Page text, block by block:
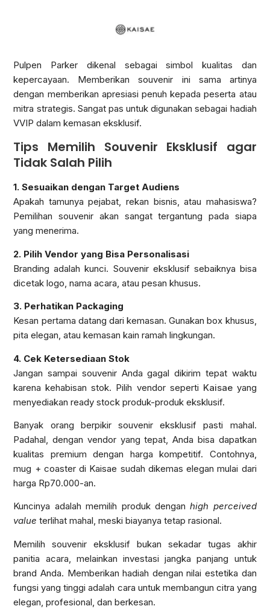
Pulpen Parker dikenal sebagai simbol kualitas dan
kepercayaan. Memberikan souvenir ini sama artinya
dengan memberikan apresiasi penuh kepada peserta atau
mitra strategis. Sangat pas untuk digunakan sebagai hadiah
VVIP dalam kemasan eksklusif.
Tips Memilih Souvenir Eksklusif agar
Tidak Salah Pilih
1. Sesuaikan dengan Target Audiens
Apakah tamunya pejabat, rekan bisnis, atau mahasiswa?
Pemilihan souvenir akan sangat tergantung pada siapa
yang menerima.
2. Pilih Vendor yang Bisa Personalisasi
Branding adalah kunci. Souvenir eksklusif sebaiknya bisa
dicetak logo, nama acara, atau pesan khusus.
3. Perhatikan Packaging
Kesan pertama datang dari kemasan. Gunakan box khusus,
pita elegan, atau kemasan kain ramah lingkungan.
4. Cek Ketersediaan Stok
Jangan sampai souvenir Anda gagal dikirim tepat waktu
karena kehabisan stok. Pilih vendor seperti Kaisaeyang
menyediakan ready stock produk-produk eksklusif.
Banyak orang berpikir souvenir eksklusif pasti mahal.
Padahal, dengan vendor yang tepat, Anda bisa dapatkan
kualitas premium dengan harga kompetitif. Contohnya,
mug + coaster di Kaisae sudah dikemas elegan mulai dari
harga Rp70.000-an.
Kuncinya adalah memilih produk denganhigh perceived
value terlihat mahal, meski biayanya tetap rasional.
Memilih souvenir eksklusif bukan sekadar tugas akhir
panitia acara, melainkan investasi jangka panjang untuk
brand Anda. Memberikan hadiah dengan nilai estetika dan
fungsi yang tinggi adalah cara untuk membangun citra yang
elegan, profesional, dan berkesan.